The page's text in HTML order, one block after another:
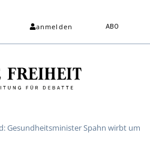
anmelden ABO
Gesundheitsminister Spahn wirbt um